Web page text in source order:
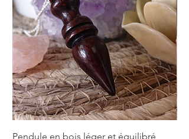
Pendule en bois léger et équilibré